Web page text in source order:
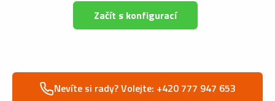
Začít s konfigurací
Nevíte si rady? Volejte: +420 777 947 653